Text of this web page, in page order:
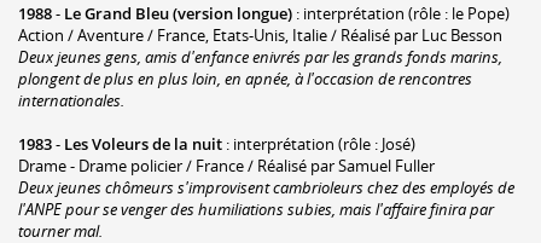
1988- Le Grand Bleu (version longue) : interprétation (rôle : le Pope)
Action / Aventure / France, Etats-Unis, Italie / Réalisé par Luc Besson
Deux jeunes gens, amis d'enfance enivrés par les grands fonds marins,
plongent de plus en plus loin, en apnée, à l'occasion de rencontres
internationales.
1983- Les Voleurs de la nuit : interprétation (rôle : José)
Drame - Drame policier / France / Réalisé par Samuel Fuller
Deux jeunes chômeurs s'improvisent cambrioleurs chez des employés de
l'ANPE pour se venger des humiliations subies, mais l'affaire finira par
tourner mal.